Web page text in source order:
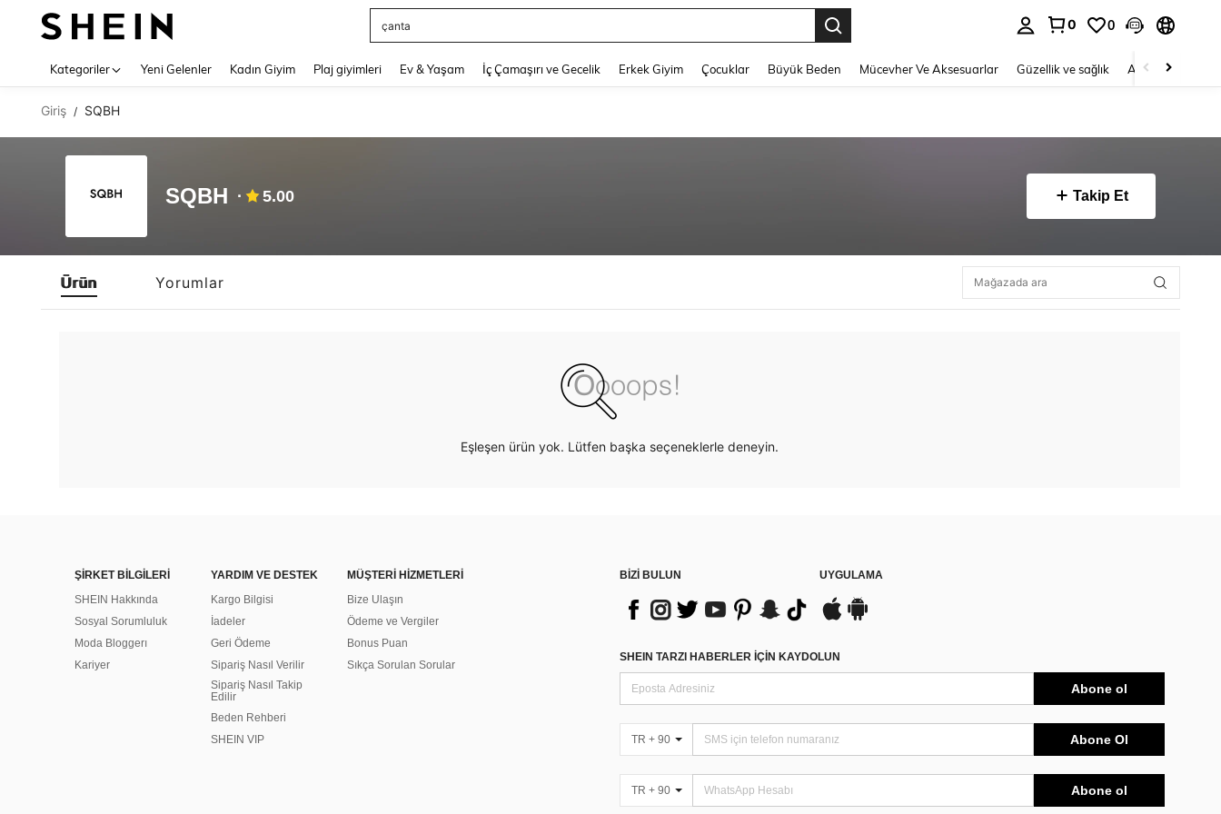
çanta
0 0
Kategoriler Yeni Gelenler Kadın Giyim Plaj giyimleri Ev & Yaşam İç Çamaşırı ve Gecelik Erkek Giyim Çocuklar Büyük Beden Mücevher Ve Aksesuarlar Güzellik ve sağlık Ayakkabı
Giriş / SQBH
SQBH 5.00 Takip Et
Ürün Yorumlar
Eşleşen ürün yok. Lütfen başka seçeneklerle deneyin.
ŞİRKET BİLGİLERİ
SHEIN Hakkında
Sosyal Sorumluluk
Moda Bloggerı
Kariyer
YARDIM VE DESTEK
Kargo Bilgisi
İadeler
Geri Ödeme
Sipariş Nasıl Verilir
Sipariş Nasıl Takip
Edilir
Beden Rehberi
SHEIN VIP
MÜŞTERİ HİZMETLERİ
Bize Ulaşın
Ödeme ve Vergiler
Bonus Puan
Sıkça Sorulan Sorular
BİZİ BULUN UYGULAMA
SHEIN TARZI HABERLER IÇIN KAYDOLUN
Abone ol
TR + 90 Abone Ol
TR + 90 Abone ol